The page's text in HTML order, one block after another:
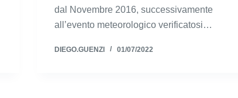
dal Novembre 2016, successivamente
all’evento meteorologico verificatosi…
DIEGO.GUENZI 01/07/2022